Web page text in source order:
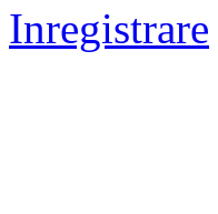
Inregistrare